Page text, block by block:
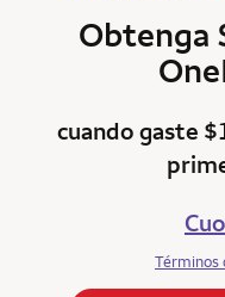
Obtenga
cuando gaste
Términos